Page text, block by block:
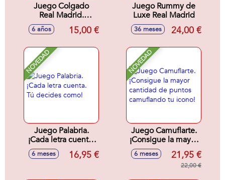
Juego Colgado
Real Madrid.
¡Descubre la
palabra secreta de
que el!
6 años 15,00 €
Juego Rummy de
Luxe Real Madrid
36 meses 24,00 €
NOVEDAD
Juego Palabria.
¡Cada letra cuenta.
Tú decides como!
6 meses 16,95 €
NOVEDAD
Juego Camuflarte.
¡Consigue la mayor
cantidad de puntos
camuflando tu
6 meses 21,95 €
22,00 €